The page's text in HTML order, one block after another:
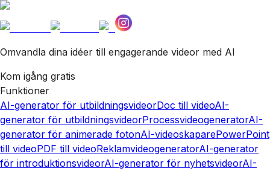
Omvandla dina idéer till engagerande videor med AI
Kom igång gratis
Funktioner
AI-generator för utbildningsvideorDoc till videoAI-
generator för utbildningsvideorProcessvideogeneratorAI-
generator för animerade fotonAI-videoskaparePowerPoint
till videoPDF till videoReklamvideogeneratorAI-generator
för introduktionsvideorAI-generator för nyhetsvideorAI-